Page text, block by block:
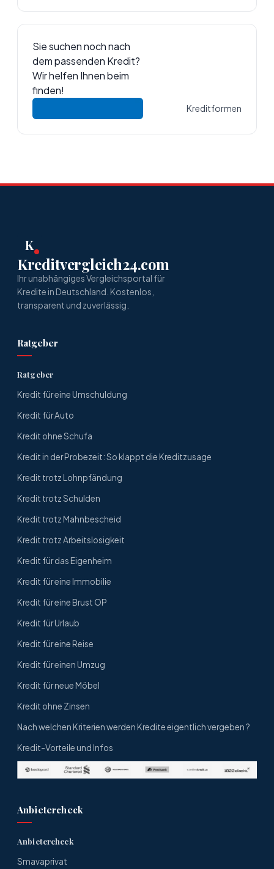
Sie suchen noch nach
dem passenden Kredit?
Wir helfen Ihnen beim
finden!
Kreditformen
K
Kreditvergleich24.com
Ihr unabhängiges Vergleichsportal für
Kredite in Deutschland. Kostenlos,
transparent und zuverlässig.
Ratgeber
Ratgeber
Kredit für eine Umschuldung
Kredit für Auto
Kredit ohne Schufa
Kredit in der Probezeit: So klappt die Kreditzusage
Kredit trotz Lohnpfändung
Kredit trotz Schulden
Kredit trotz Mahnbescheid
Kredit trotz Arbeitslosigkeit
Kredit für das Eigenheim
Kredit für eine Immobilie
Kredit für eine Brust OP
Kredit für Urlaub
Kredit für eine Reise
Kredit für einen Umzug
Kredit für neue Möbel
Kredit ohne Zinsen
Nach welchen Kriterien werden Kredite eigentlich vergeben ?
Kredit-Vorteile und Infos
Anbietercheck
Anbietercheck
Smavaprivat